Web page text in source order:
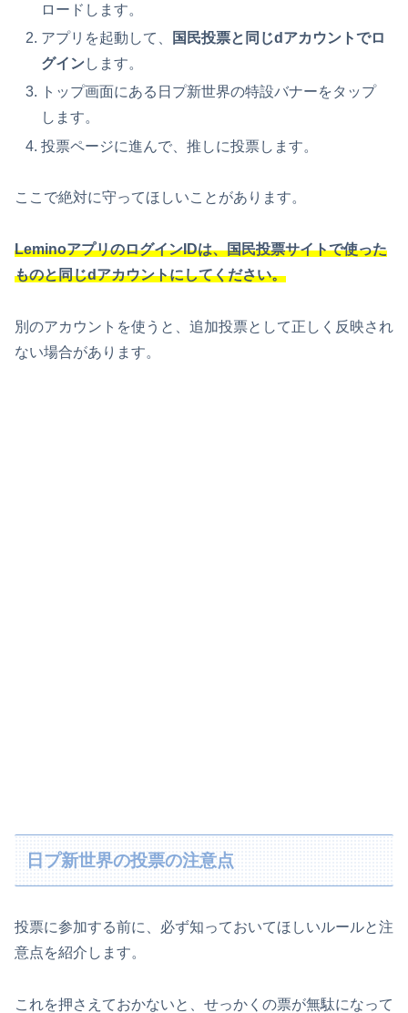
ロードします。
アプリを起動して、
国民投票と同じdアカウントでロ
グインします。
トップ画面にある日プ新世界の特設バナーをタップ
します。
投票ページに進んで、推しに投票します。
ここで絶対に守ってほしいことがあります。
LeminoアプリのログインIDは、国民投票サイトで使った
ものと同じdアカウントにしてください。
別のアカウントを使うと、追加投票として正しく反映され
ない場合があります。
日プ新世界の投票の注意点
投票に参加する前に、必ず知っておいてほしいルールと注
意点を紹介します。
これを押さえておかないと、せっかくの票が無駄になって